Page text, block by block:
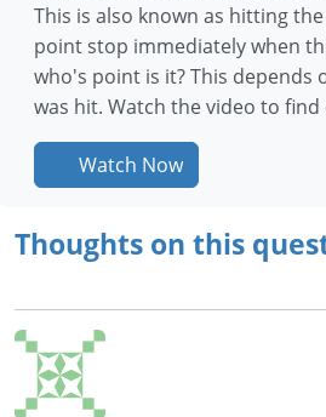
This is also known as hitting
point stop immediately when
who's point is it? This depends
was hit. Watch the video to
Watch Now
Thoughts on this